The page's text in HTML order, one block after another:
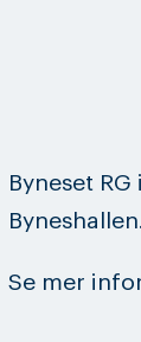
Byneset
Byneshallen.
Se mer